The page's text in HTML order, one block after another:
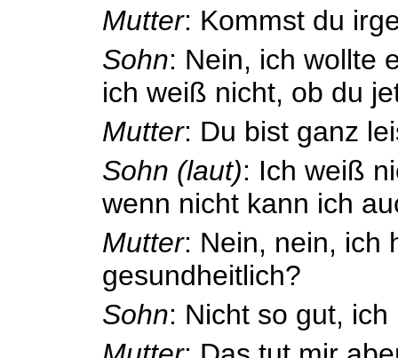
Mutter: Kommst du
Sohn: Nein, ich wollte
ich weiß nicht, ob du
Mutter: Du bist ganz
Sohn (laut): Ich weiß
wenn nicht kann ich
Mutter: Nein, nein, ich
gesundheitlich?
Sohn: Nicht so gut, ich